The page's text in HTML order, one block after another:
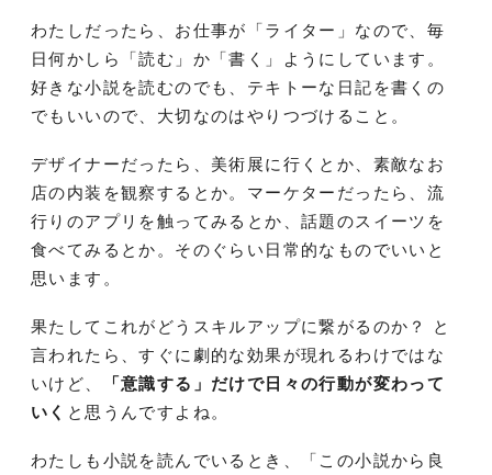
わたしだったら、お仕事が「ライター」なので、毎
日何かしら「読む」か「書く」ようにしています。
好きな小説を読むのでも、テキトーな日記を書くの
でもいいので、大切なのはやりつづけること。
デザイナーだったら、美術展に行くとか、素敵なお
店の内装を観察するとか。マーケターだったら、流
行りのアプリを触ってみるとか、話題のスイーツを
食べてみるとか。そのぐらい日常的なものでいいと
思います。
果たしてこれがどうスキルアップに繋がるのか？ と
言われたら、すぐに劇的な効果が現れるわけではな
いけど、
「意識する」だけで日々の行動が変わって
いく と思うんですよね。
わたしも小説を読んでいるとき、「この小説から良